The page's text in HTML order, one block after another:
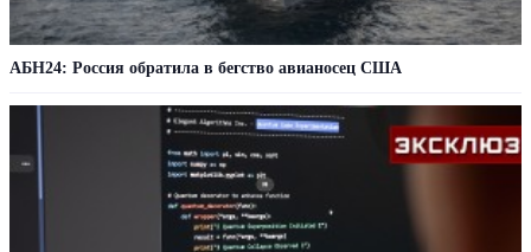
АБН24: Россия обратила в бегство авианосец США